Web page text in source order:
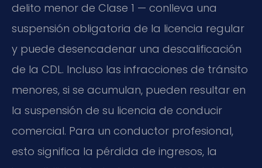
delito menor de Clase 1 — conlleva una
suspensión obligatoria de la licencia regular
y puede desencadenar una descalificación
de la CDL. Incluso las infracciones de tránsito
menores, si se acumulan, pueden resultar en
la suspensión de su licencia de conducir
comercial. Para un conductor profesional,
esto significa la pérdida de ingresos, la